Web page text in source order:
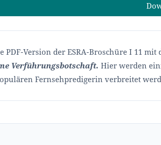
PDF-Version der ESRA-Broschüre I 11
Verführungsbotschaft. Hier werden
Fernsehpredigerin verbreitet